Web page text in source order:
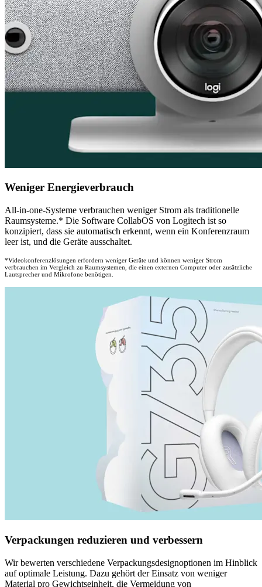
Weniger Energieverbrauch
All-in-one-Systeme verbrauchen weniger Strom als traditionelle
Raumsysteme.* Die Software CollabOS von Logitech ist so
konzipiert, dass sie automatisch erkennt, wenn ein Konferenzraum
leer ist, und die Geräte ausschaltet.
*Videokonferenzlösungen erfordern weniger Geräte und können weniger Strom
verbrauchen im Vergleich zu Raumsystemen, die einen externen Computer oder zusätzliche
Lautsprecher und Mikrofone benötigen.
Verpackungen reduzieren und verbessern
Wir bewerten verschiedene Verpackungsdesignoptionen im Hinblick
auf optimale Leistung. Dazu gehört der Einsatz von weniger
Material pro Gewichtseinheit, die Vermeidung von